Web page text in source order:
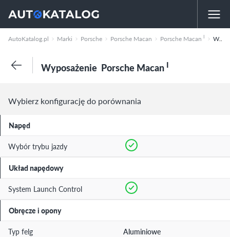
AutoKatalog.pl Marki Porsche Porsche Macan Porsche Macan I Wyposażenie
Wyposażenie Porsche Macan I
Wybierz konfigurację do porównania
Napęd
Wybór trybu jazdy
Układ napędowy
System Launch Control
Obręcze i opony
Typ felg Aluminiowe